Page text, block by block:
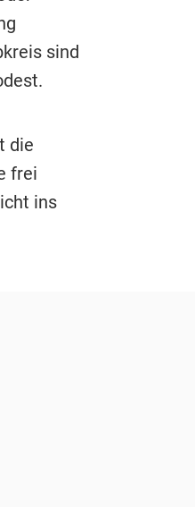
sind
die
frei
ins